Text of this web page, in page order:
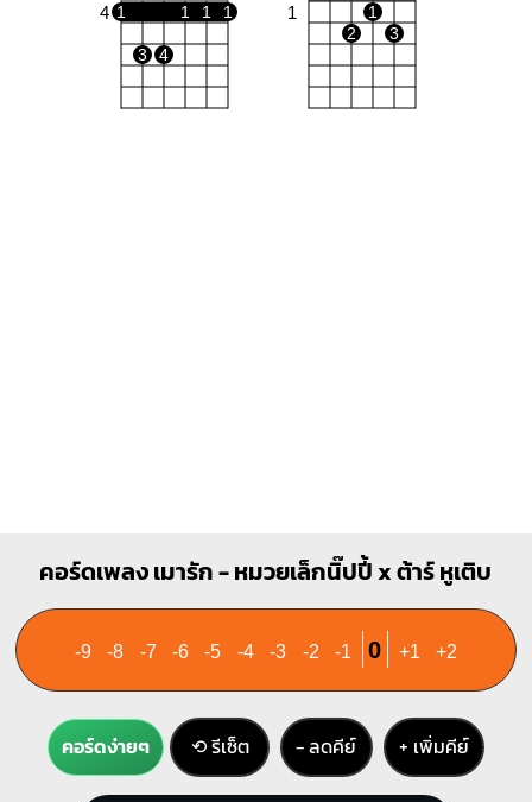
4 1 1 1 1
3 4
1
1
2
3
คอร์ดเพลง เมารัก - หมวยเล็กนิ๊ปปี้ x ต้าร์ หูเติบ
-9 -8 -7 -6 -5 -4 -3 -2 -1 0 +1 +2
คอร์ดง่ายๆ ⟲ รีเซ็ต − ลดคีย์ + เพิ่มคีย์